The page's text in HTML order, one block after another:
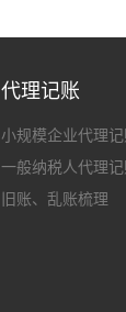
代理记账
小规模企业代理记
一般纳税人代理记
旧账、乱账梳理